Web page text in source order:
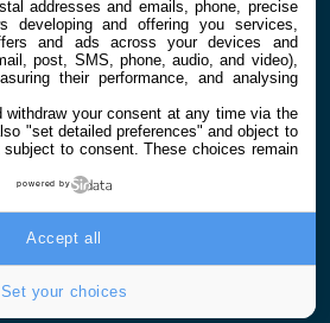
addresses and emails, phone, precise
developing and offering you services,
and ads across your devices and
post, SMS, phone, audio, and video),
their performance, and analysing
withdraw your consent at any time via the
"set detailed preferences" and object to
to consent. These choices remain
powered by
Set your choices
Accept all